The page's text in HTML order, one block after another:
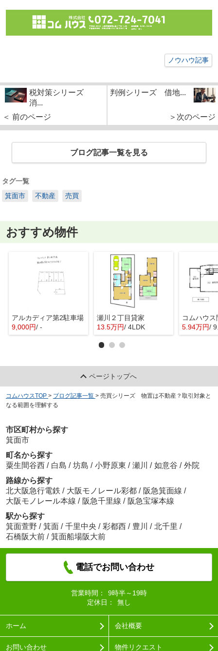
ノウハウ記事
税対策シリーズ
消...
＜ 前のページ
判例シリーズ 借地...
＞次のページ
ブログ記事一覧を見る
タグ一覧
箕面市
不動産 売買
おすすめ物件
アルカディア第2駐車場
9,000円/ -
瀬川２丁目貸家
13.5万円/ 4LDK 5.94万円/
ページトップへ
コムハウスTOP > ブログ記事一覧 > 売買シリーズ 物置は不動産？取引対象と
なる範囲を理解する
市区町村から探す
箕面市
町名から探す
粟生間谷西 / 白島 / 坊島 / 小野原東 / 瀬川 / 如意谷 / 外院
路線から探す
北大阪急行電鉄 / 大阪モノレール彩都 / 阪急箕面線 /
大阪モノレール本線 / 阪急千里線 / 阪急宝塚本線
駅から探す
箕面萱野 / 箕面 / 千里中央 / 彩都西 / 豊川 / 北千里 /
石橋阪大前 / 箕面船場阪大前
電話でお問い合わせ
営業時間：
9時半～19時
定休日：
無し
ホーム 会社概要
お問い合わせ 物件リクエスト